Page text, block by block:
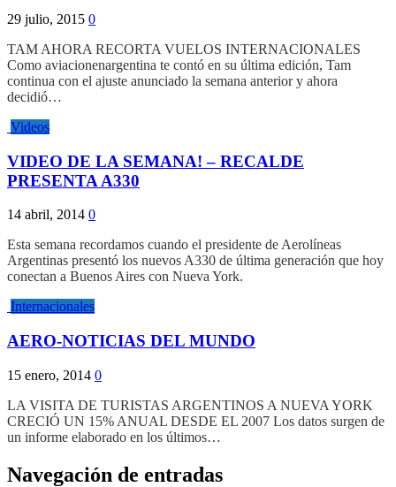
29 julio, 2015 0
TAM AHORA RECORTA VUELOS INTERNACIONALES
Como aviacionenargentina te contó en su última edición, Tam
continua con el ajuste anunciado la semana anterior y ahora
decidió…
Videos
VIDEO DE LA SEMANA! – RECALDE
PRESENTA A330
14 abril, 2014 0
Esta semana recordamos cuando el presidente de Aerolíneas
Argentinas presentó los nuevos A330 de última generación que hoy
conectan a Buenos Aires con Nueva York.
Internacionales
AERO-NOTICIAS DEL MUNDO
15 enero, 2014 0
LA VISITA DE TURISTAS ARGENTINOS A NUEVA YORK
CRECIÓ UN 15% ANUAL DESDE EL 2007 Los datos surgen de
un informe elaborado en los últimos…
Navegación de entradas